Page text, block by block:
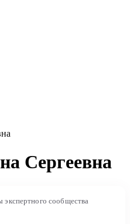
Сергеевна
экспертного сообщества